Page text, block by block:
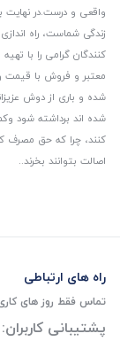
واقعی و درست.در
زندگی شماست، راه
کنندگان گرامی را با
معتبر و فروش با قیمت
شده و باری از دوش
شده اند برداشته شود
کنند، چرا که حق مصرف
اصالت بتوانند بخرند..
راه های ارتباطی
تماس فقط روز های کاری
پشتیبانی کاربران: